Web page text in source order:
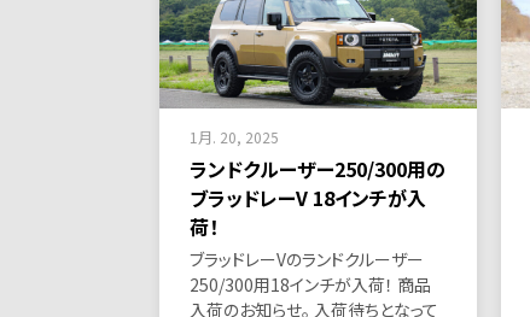
1月. 20, 2025
ランドクルーザー250/300用の
ブラッドレーV 18インチが入
荷！
ブラッドレーVのランドクルーザー
250/300用18インチが入荷！ 商品
入荷のお知らせ。 入荷待ちとなって